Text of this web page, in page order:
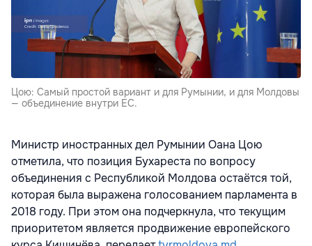
Цою: Самый простой вариант и для Румынии, и для Молдовы
— объединение внутри ЕС.
Министр иностранных дел Румынии Оана Цою
отметила, что позиция Бухареста по вопросу
объединения с Республикой Молдова остаётся той,
которая была выражена голосованием парламента в
2018 году. При этом она подчеркнула, что текущим
приоритетом является продвижение европейского